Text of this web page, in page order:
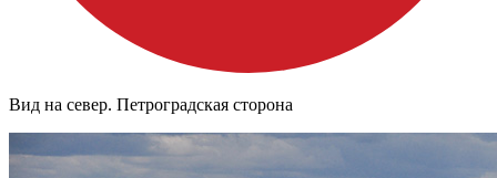
Вид на север. Петроградская сторона